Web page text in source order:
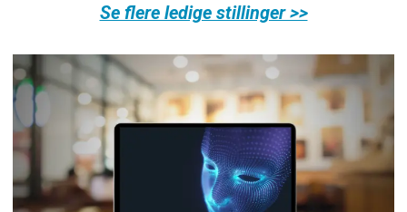
Se flere ledige stillinger >>